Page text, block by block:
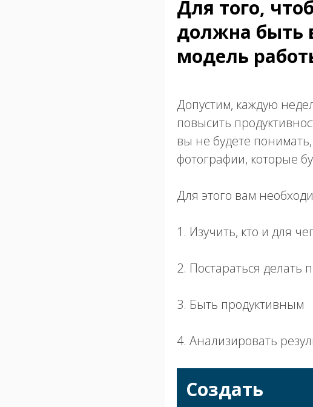
Для того,
должна быть
модель
Допустим, каждую
повысить
вы не будете
фотографии, которые
Для этого вам
1. Изучить, кто и для
2. Постараться делать
3. Быть продуктивным
4. Анализировать
Создать